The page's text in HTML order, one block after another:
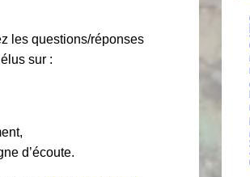
les questions/réponses
sur :
d’écoute.